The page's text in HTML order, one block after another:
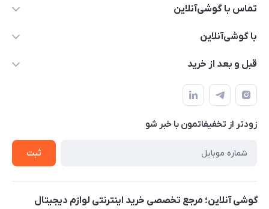
تماس با گوشی‌آنلاین
۰۲۱91001221
با گوشی‌آنلاین
درباره ما
حساب کاربری
حریم خصوصی
بلاگ
قبل و بعد از خرید
نحوه خرید از گوشی آنلاین
شرایط ضمانت هفت روزه
روش ارسال کالا در گوشی آنلاین
روش بازگردانی کالا
زودتر از تخفیفاتمون با خبر شو
ثبت
گوشی آنلاین؛ مرجع تخصصی خرید اینترنتی لوازم دیجیتال